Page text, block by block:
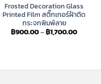
Frosted Decoration Glass
Printed Film สติ๊กเกอร์ฝ้าติด
กระจกพิมพ์ลาย
฿900.00–฿1,700.00Price